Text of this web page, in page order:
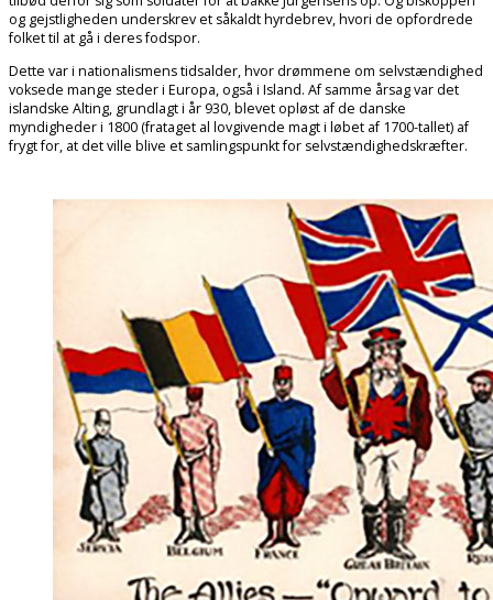
og gejstligheden underskrev et såkaldt hyrdebrev, hvori de opfordrede
folket til at gå i deres fodspor.
Dette var i nationalismens tidsalder, hvor drømmene om selvstændighed
voksede mange steder i Europa, også i Island. Af samme årsag var det
islandske Alting, grundlagt i år 930, blevet opløst af de danske
myndigheder i 1800 (frataget al lovgivende magt i løbet af 1700-tallet) af
frygt for, at det ville blive et samlingspunkt for selvstændighedskræfter.